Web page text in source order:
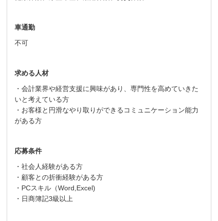
車通勤
不可
求める人材
・会計業界や経営支援に興味があり、専門性を高めていきた
いと考えている方
・お客様と円滑なやり取りができるコミュニケーション能力
がある方
応募条件
・社会人経験がある方
・顧客との折衝経験がある方
・PCスキル（Word,Excel)
・日商簿記3級以上